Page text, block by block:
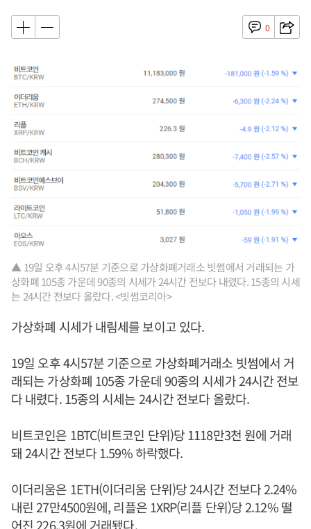
0
▲ 19일 오후 4시57분 기준으로 가상화폐거래소 빗썸에서 거래되는 가
상화폐 105종 가운데 90종의 시세가 24시간 전보다 내렸다. 15종의 시세
는 24시간 전보다 올랐다. <빗썸코리아>
가상화폐 시세가 내림세를 보이고 있다.
19일 오후 4시57분 기준으로 가상화폐거래소 빗썸에서 거
래되는 가상화폐 105종 가운데 90종의 시세가 24시간 전보
다 내렸다. 15종의 시세는 24시간 전보다 올랐다.
비트코인은 1BTC(비트코인 단위)당 1118만3천 원에 거래
돼 24시간 전보다 1.59% 하락했다.
이더리움은 1ETH(이더리움 단위)당 24시간 전보다 2.24%
내린 27만4500원에, 리플은 1XRP(리플 단위)당 2.12% 떨
어진 226.3원에 거래됐다.